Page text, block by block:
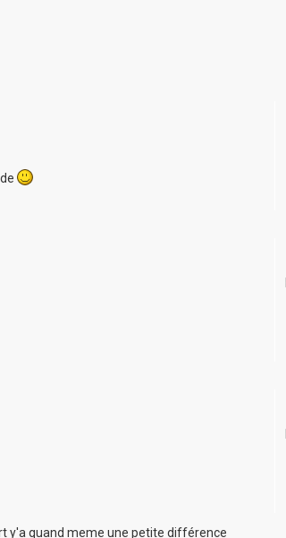
y'a quand meme une petite différence